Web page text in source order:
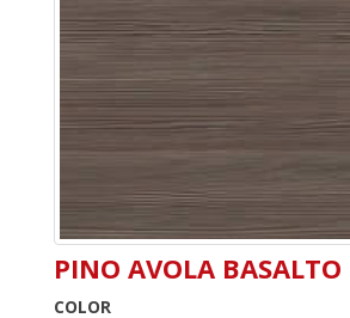
PINO AVOLA BASALTO
COLOR